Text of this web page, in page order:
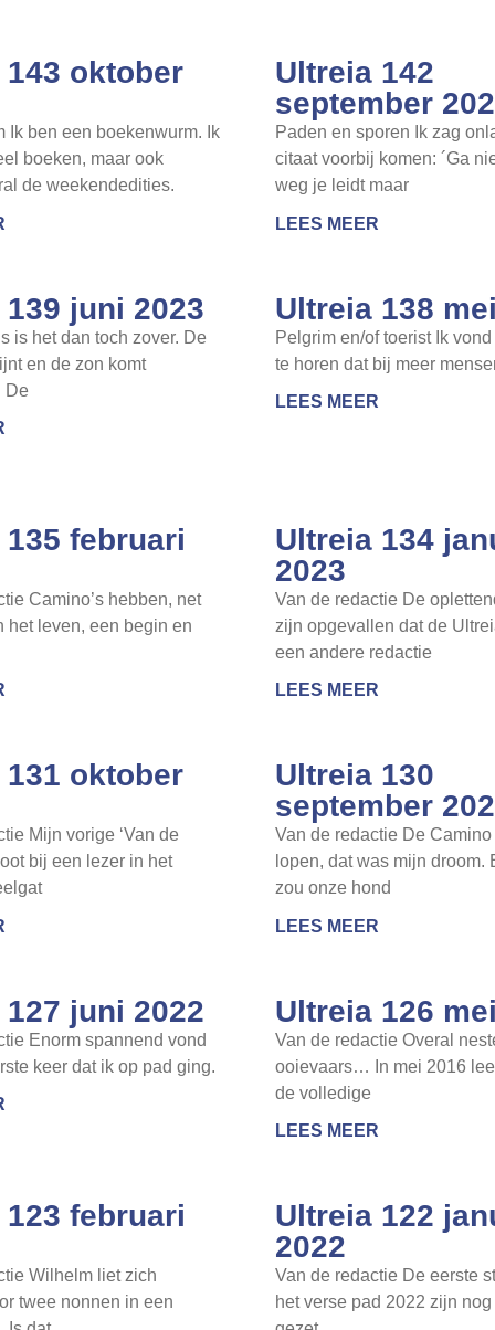
oktober
Ik ben een boekenwurm. Ik
boeken, maar ook
de weekendedities.
Ultreia 142
september
Paden en sporen Ik zag
citaat voorbij komen: ´Ga
weg je leidt maar
LEES MEER
juni 2023
is het dan toch zover. De
en de zon komt
De
Ultreia 138
Pelgrim en/of toerist Ik
te horen dat bij meer
LEES MEER
februari
Camino’s hebben, net
het leven, een begin en
Ultreia 134
2023
Van de redactie De
zijn opgevallen dat de
een andere redactie
LEES MEER
oktober
Mijn vorige ‘Van de
bij een lezer in het
Ultreia 130
september
Van de redactie De
lopen, dat was mijn droom.
zou onze hond
LEES MEER
juni 2022
Enorm spannend vond
keer dat ik op pad ging.
Ultreia 126
Van de redactie Overal
ooievaars… In mei 2016
de volledige
LEES MEER
februari
Wilhelm liet zich
twee nonnen in een
Ultreia 122
2022
Van de redactie De eerste
het verse pad 2022 zijn